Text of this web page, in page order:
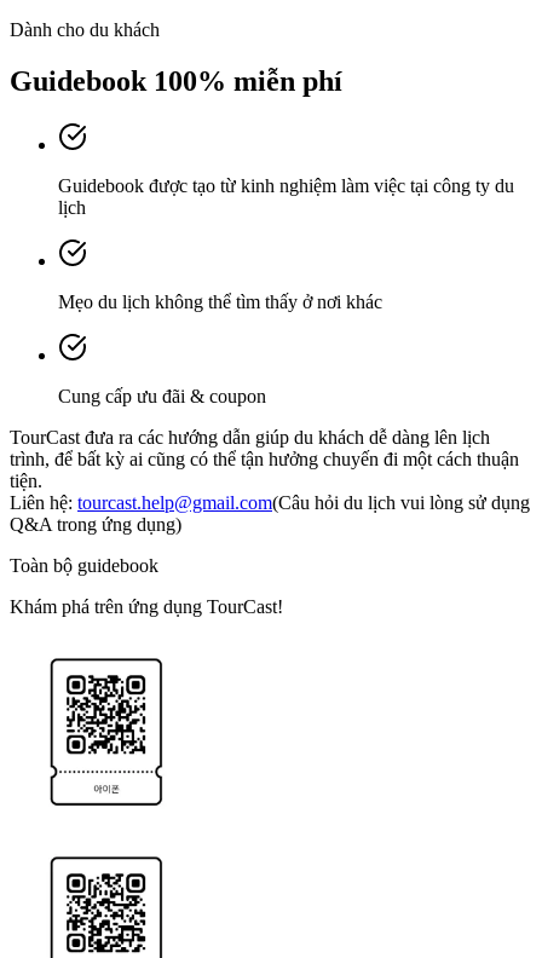
Dành cho du khách
Guidebook 100% miễn phí
Guidebook được tạo từ kinh nghiệm làm việc tại công ty du
lịch
Mẹo du lịch không thể tìm thấy ở nơi khác
Cung cấp ưu đãi & coupon
TourCast đưa ra các hướng dẫn giúp du khách dễ dàng lên lịch
trình, để bất kỳ ai cũng có thể tận hưởng chuyến đi một cách thuận
tiện.
Liên hệ: tourcast.help@gmail.com(Câu hỏi du lịch vui lòng sử dụng
Q&A trong ứng dụng)
Toàn bộ guidebook
Khám phá trên ứng dụng TourCast!